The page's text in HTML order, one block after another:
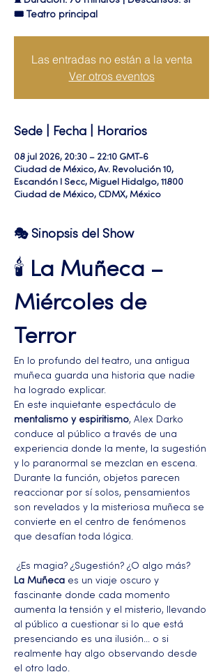
🎟 Teatro principal
Las entradas no están a la venta
Ver otros eventos
Sede | Fecha | Horarios
08 jul 2026, 20:30 – 22:10 GMT-6
Ciudad de México, Av. Revolución 10,
Escandón I Secc, Miguel Hidalgo, 11800
Ciudad de México, CDMX, México
🎭 Sinopsis del Show
🕯️ La Muñeca –
Miércoles de
Terror
En lo profundo del teatro, una antigua
muñeca guarda una historia que nadie
ha logrado explicar.
En este inquietante espectáculo de
mentalismo y espiritismo, Alex Darko
conduce al público a través de una
experiencia donde la mente, la sugestión
y lo paranormal se mezclan en escena.
Durante la función, objetos parecen
reaccionar por sí solos, pensamientos
son revelados y la misteriosa muñeca se
convierte en el centro de fenómenos
que desafían toda lógica.
¿Es magia? ¿Sugestión? ¿O algo más?
La Muñeca es un viaje oscuro y
fascinante donde cada momento
aumenta la tensión y el misterio, llevando
al público a cuestionar si lo que está
presenciando es una ilusión… o si
realmente hay algo observando desde
el otro lado.